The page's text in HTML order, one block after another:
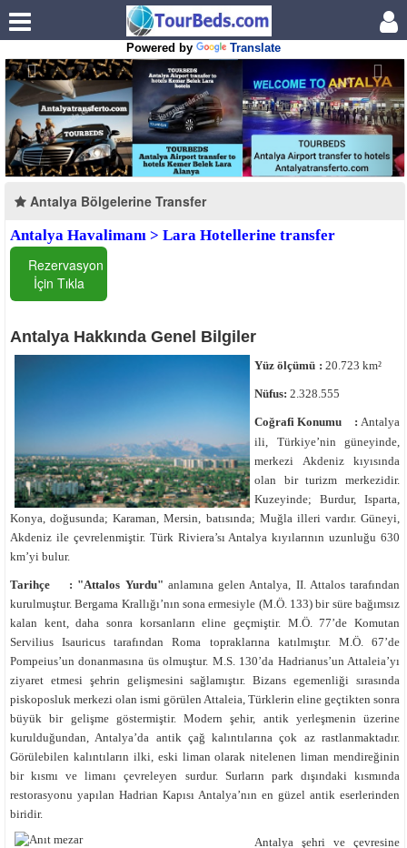
Powered by Translate
Antalya Bölgelerine Transfer
Antalya Havalimanı > Lara Hotellerine transfer
Rezervasyon
İçin Tıkla
Antalya Hakkında Genel Bilgiler
Yüz ölçümü : 20.723 km²
Nüfus: 2.328.555
Coğrafi Konumu : Antalya
ili, Türkiye’nin güneyinde,
merkezi Akdeniz kıyısında
olan bir turizm merkezidir.
Kuzeyinde; Burdur, Isparta,
Konya, doğusunda; Karaman, Mersin, batısında; Muğla illeri vardır. Güneyi,
Akdeniz ile çevrelenmiştir. Türk Riviera’sı Antalya kıyılarının uzunluğu 630
km’yi bulur.
Tarihçe : "Attalos Yurdu" anlamına gelen Antalya, II. Attalos tarafından
kurulmuştur. Bergama Krallığı’nın sona ermesiyle (M.Ö. 133) bir süre bağımsız
kalan kent, daha sonra korsanların eline geçmiştir. M.Ö. 77’de Komutan
Servilius Isauricus tarafından Roma topraklarına katılmıştır. M.Ö. 67’de
Pompeius’un donanmasına üs olmuştur. M.S. 130’da Hadrianus’un Attaleia’yı
ziyaret etmesi şehrin gelişmesini sağlamıştır. Bizans egemenliği sırasında
piskoposluk merkezi olan ismi görülen Attaleia, Türklerin eline geçtikten sonra
büyük bir gelişme göstermiştir. Modern şehir, antik yerleşmenin üzerine
kurulduğundan, Antalya’da antik çağ kalıntılarına çok az rastlanmaktadır.
Görülebilen kalıntıların ilki, eski liman olarak nitelenen liman mendireğinin
bir kısmı ve limanı çevreleyen surdur. Surların park dışındaki kısmında
restorasyonu yapılan Hadrian Kapısı Antalya’nın en güzel antik eserlerinden
biridir.
Antalya şehri ve çevresine